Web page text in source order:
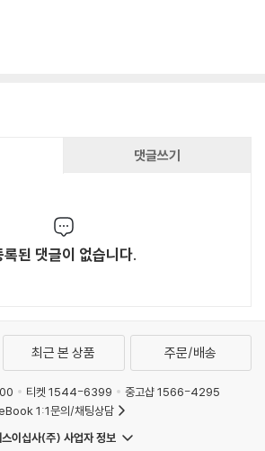
댓글쓰기
록된 댓글이 없습니다.
최근 본 상품 주문/배송
티켓 1544-6399
중고샵 1566-4295
1:1문의/채팅상담
이십사(주) 사업자 정보